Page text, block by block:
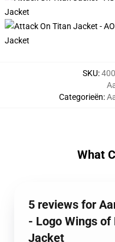
SKU:
Categorieën:
What
5 reviews for
- Logo Wings of
Jacket